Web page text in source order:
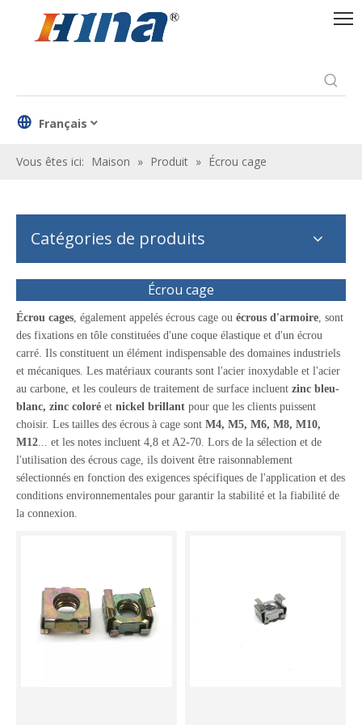
Français
Vous êtes ici: Maison » Produit » Écrou cage
Catégories de produits
Écrou cage
Écrou cages, également appelés écrous cage ou écrous d'armoire, sont
des fixations en tôle constituées d'une coque élastique et d'un écrou
carré. Ils constituent un élément indispensable des domaines industriels
et mécaniques. Les matériaux courants sont l'acier inoxydable et l'acier
au carbone, et les couleurs de traitement de surface incluent zinc bleu-
blanc, zinc coloré et nickel brillant pour que les clients puissent
choisir. Les tailles des écrous à cage sont M4, M5, M6, M8, M10,
M12... et les notes incluent 4,8 et A2-70. Lors de la sélection et de
l'utilisation des écrous cage, ils doivent être raisonnablement
sélectionnés en fonction des exigences spécifiques de l'application et des
conditions environnementales pour garantir la stabilité et la fiabilité de
la connexion.